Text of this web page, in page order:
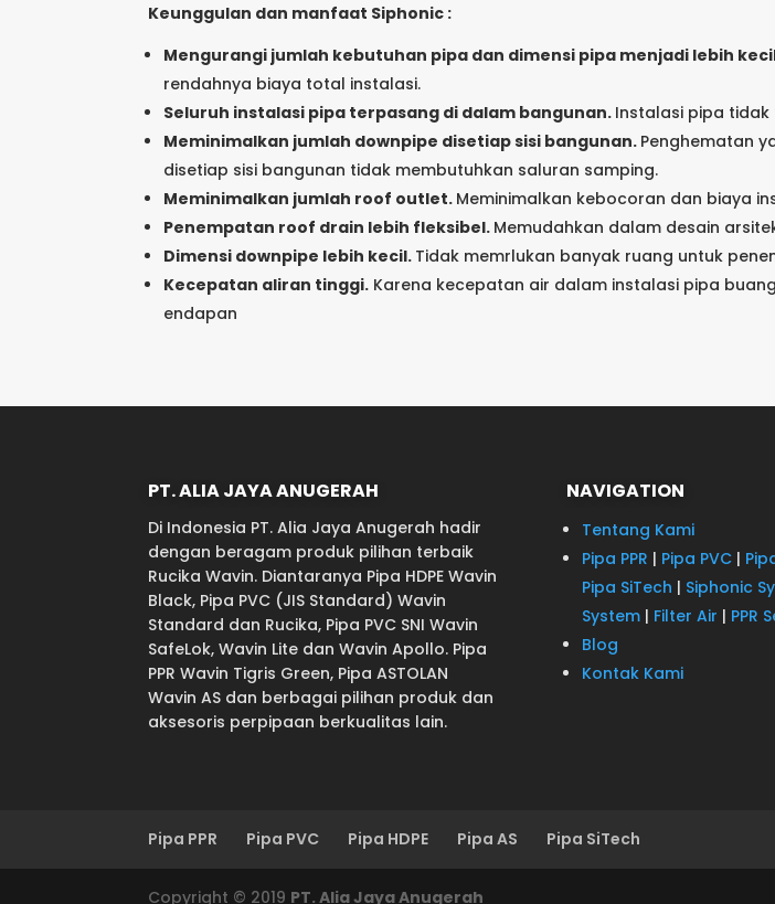
Keunggulan dan manfaat Siphonic :
Mengurangi jumlah kebutuhan pipa dan dimensi pipa menjadi lebih
rendahnya biaya total instalasi.
Seluruh instalasi pipa terpasang di dalam bangunan. Instalasi pipa tidak
Meminimalkan jumlah downpipe disetiap sisi bangunan. Penghematan
disetiap sisi bangunan tidak membutuhkan saluran samping.
Meminimalkan jumlah roof outlet. Meminimalkan kebocoran dan biaya
Penempatan roof drain lebih fleksibel. Memudahkan dalam desain
Dimensi downpipe lebih kecil. Tidak memrlukan banyak ruang untuk
Kecepatan aliran tinggi. Karena kecepatan air dalam instalasi pipa
endapan
PT. ALIA JAYA ANUGERAH
Di Indonesia PT. Alia Jaya Anugerah hadir
dengan beragam produk pilihan terbaik
Rucika Wavin. Diantaranya Pipa HDPE Wavin
Black, Pipa PVC (JIS Standard) Wavin
Standard dan Rucika, Pipa PVC SNI Wavin
SafeLok, Wavin Lite dan Wavin Apollo. Pipa
PPR Wavin Tigris Green, Pipa ASTOLAN
Wavin AS dan berbagai pilihan produk dan
aksesoris perpipaan berkualitas lain.
NAVIGATION
Tentang Kami
Pipa PPR | Pipa PVC|
Pipa SiTech | Siphonic
System| Filter Air | PPR
Blog
Kontak Kami
Pipa PPR Pipa PVC Pipa HDPE Pipa AS Pipa SiTech
Copyright © 2019 PT. Alia Jaya Anugerah